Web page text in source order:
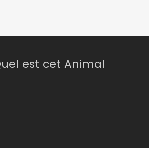
est cet Animal